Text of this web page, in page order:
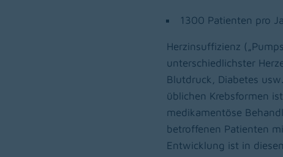
1300 Patienten pro
Herzinsuffizienz
unterschiedlichster
Blutdruck, Diabetes
üblichen Krebsformen
medikamentöse
betroffenen Patienten
Entwicklung ist in